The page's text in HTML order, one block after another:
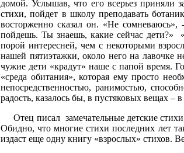
домой. Услышав, что его всерьез приняли
стихи, пойдет в школу преподавать
восторженно сказал он. «Не
пойдешь. Ты знаешь, какие сейчас дети?»
порой интересней, чем с некоторыми
нашей пятиэтажки, около него на лавочке
чужие дети «крадут» наше с папой время.
«среда обитания», которая ему просто
непосредственностью, ранимостью,
радость, казалось бы, в пустяковых вещах –
Отец писал замечательные детские
Обидно, что многие стихи последних лет
издаст еще одну книгу «взрослых» стихов.